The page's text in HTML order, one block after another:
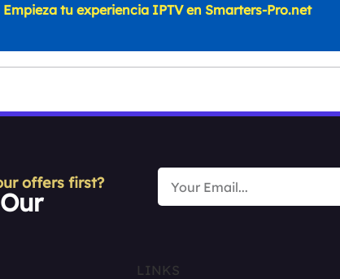
Empieza tu experiencia IPTV en Smarters-Pro.net
offers first?
LINKS